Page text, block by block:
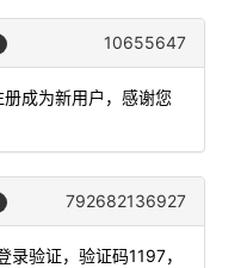
10655647
成为新用户，感谢您
792682136927
录验证，验证码1197，